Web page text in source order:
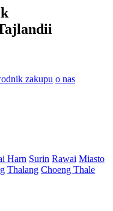
zakupu o nas
Harn Surin Rawai Miasto
Thalang Choeng Thale